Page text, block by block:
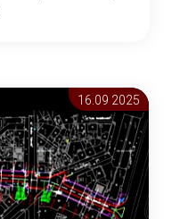
16.09 2025